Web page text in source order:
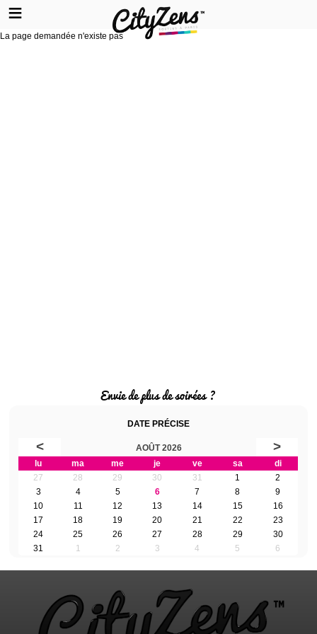
La page demandée n'existe pas
Envie de plus de soirées ?
DATE PRÉCISE
< AOÛT 2026 >
lu ma me je ve sa
di
27
28 29 30 31 1
2
3
4 5 6 7 8
9
10
11 12 13 14 15
16
17
18 19 20 21 22
23
24
25 26 27 28 29
30
31
1 2 3 4 5 6